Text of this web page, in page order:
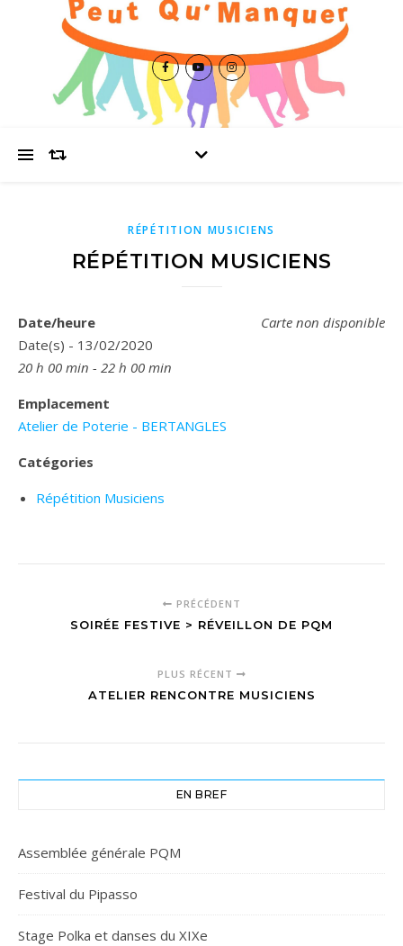
RÉPÉTITION MUSICIENS
RÉPÉTITION MUSICIENS
Carte non disponible
Date/heure
Date(s) - 13/02/2020
20 h 00 min - 22 h 00 min
Emplacement
Atelier de Poterie - BERTANGLES
Catégories
Répétition Musiciens
PRÉCÉDENT
SOIRÉE FESTIVE > RÉVEILLON DE PQM
PLUS RÉCENT
ATELIER RENCONTRE MUSICIENS
EN BREF
Assemblée générale PQM
Festival du Pipasso
Stage Polka et danses du XIXe